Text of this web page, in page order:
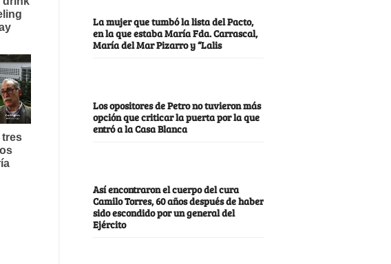
La mujer que tumbó la lista del Pacto,
en la que estaba María Fda. Carrascal,
María del Mar Pizarro y “Lalis
Los opositores de Petro no tuvieron más
opción que criticar la puerta por la que
entró a la Casa Blanca
Así encontraron el cuerpo del cura
Camilo Torres, 60 años después de haber
sido escondido por un general del
Ejército